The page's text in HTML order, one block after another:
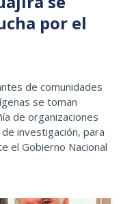
por el
de comunidades
se toman
de organizaciones
investigación, para
el Gobierno Nacional